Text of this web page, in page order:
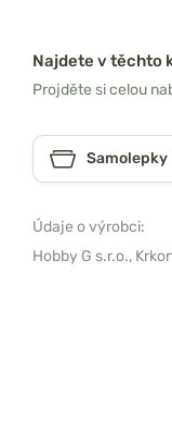
Najdete v těchto
Projděte si celou
Samolepky
Údaje o výrobci:
Hobby G s.r.o.,